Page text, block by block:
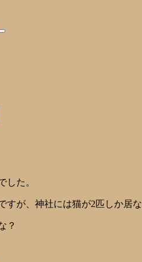
した。
すが、神社には猫が2匹しか居な
？